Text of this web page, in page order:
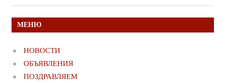
МЕНЮ
НОВОСТИ
ОБЪЯВЛЕНИЯ
ПОЗДРАВЛЯЕМ